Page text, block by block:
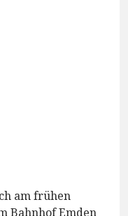
am frühen
Bahnhof Emden